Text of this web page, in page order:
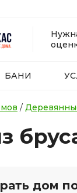
БАНИ
/
дом